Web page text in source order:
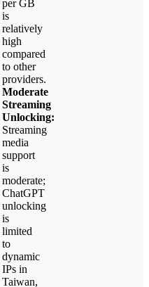
per GB
is
relatively
high
compared
to other
providers.
Moderate
Streaming
Unlocking:
Streaming
media
support
is
moderate;
ChatGPT
unlocking
is
limited
to
dynamic
IPs in
Taiwan,